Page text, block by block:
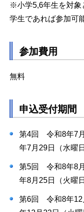
※小学5,6年生を対象
学生であれば参加可
参加費用
無料
申込受付期間
第4回 令和8年7
年7月29日（水曜
第5回 令和8年8
年8月25日（火曜
第6回 令和8年12